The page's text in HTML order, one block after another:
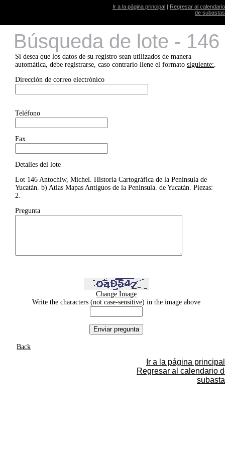
Ir a la página principal | Regresar al calendario
de subastas
Búsqueda de lote - 146
Si desea que los datos de su registro sean utilizados de manera
automática, debe registrarse, caso contrario llene el formatosiguiente:.
Dirección de correo electrónico
Teléfono
Fax
Detalles del lote
Lot 146 Antochiw, Michel. Historia Cartográfica de la Península de
Yucatán. b) Atlas Mapas Antiguos de la Península. de Yucatán. Piezas:
2.
Pregunta
Change Image
Write the characters (not case-sensitive) in the image above
Back
Ir a la página principal
Regresar al calendario